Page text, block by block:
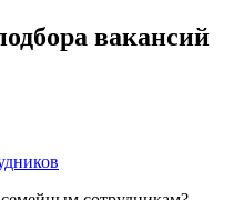
вакансий